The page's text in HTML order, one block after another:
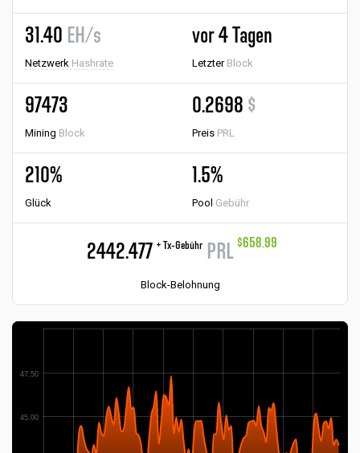
31.40 EH/s
Netzwerk Hashrate
vor 4 Tagen
Letzter Block
97473
Mining Block
0.2698 $
Preis PRL
210%
Glück
1.5%
Pool Gebühr
2442.477 + Tx-Gebühr PRL $658.99
Block-Belohnung
45.00
47.50